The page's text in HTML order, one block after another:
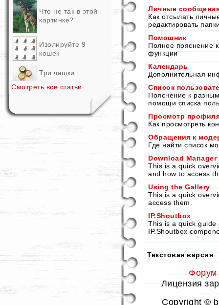
Что не так в этой
картинке?
Изолируйте 9
кошек
Три чашки
Смотреть все статьи
Личные
Как отсылать
редактировать
Помошник
Полное пояснение
функции
Календарь
Дополнительная
Список
Пояснение к
помощи списка
Просмотр
Как просмотреть
Обращения к
Где найти список
Download Manager
This is a quick
and how to access
Using the Gallery
This is a quick
access them.
IP.Shoutbox
This is a quick
IP.Shoutbox
Текстовая версия
Форум
Лицензия
Copyright ©